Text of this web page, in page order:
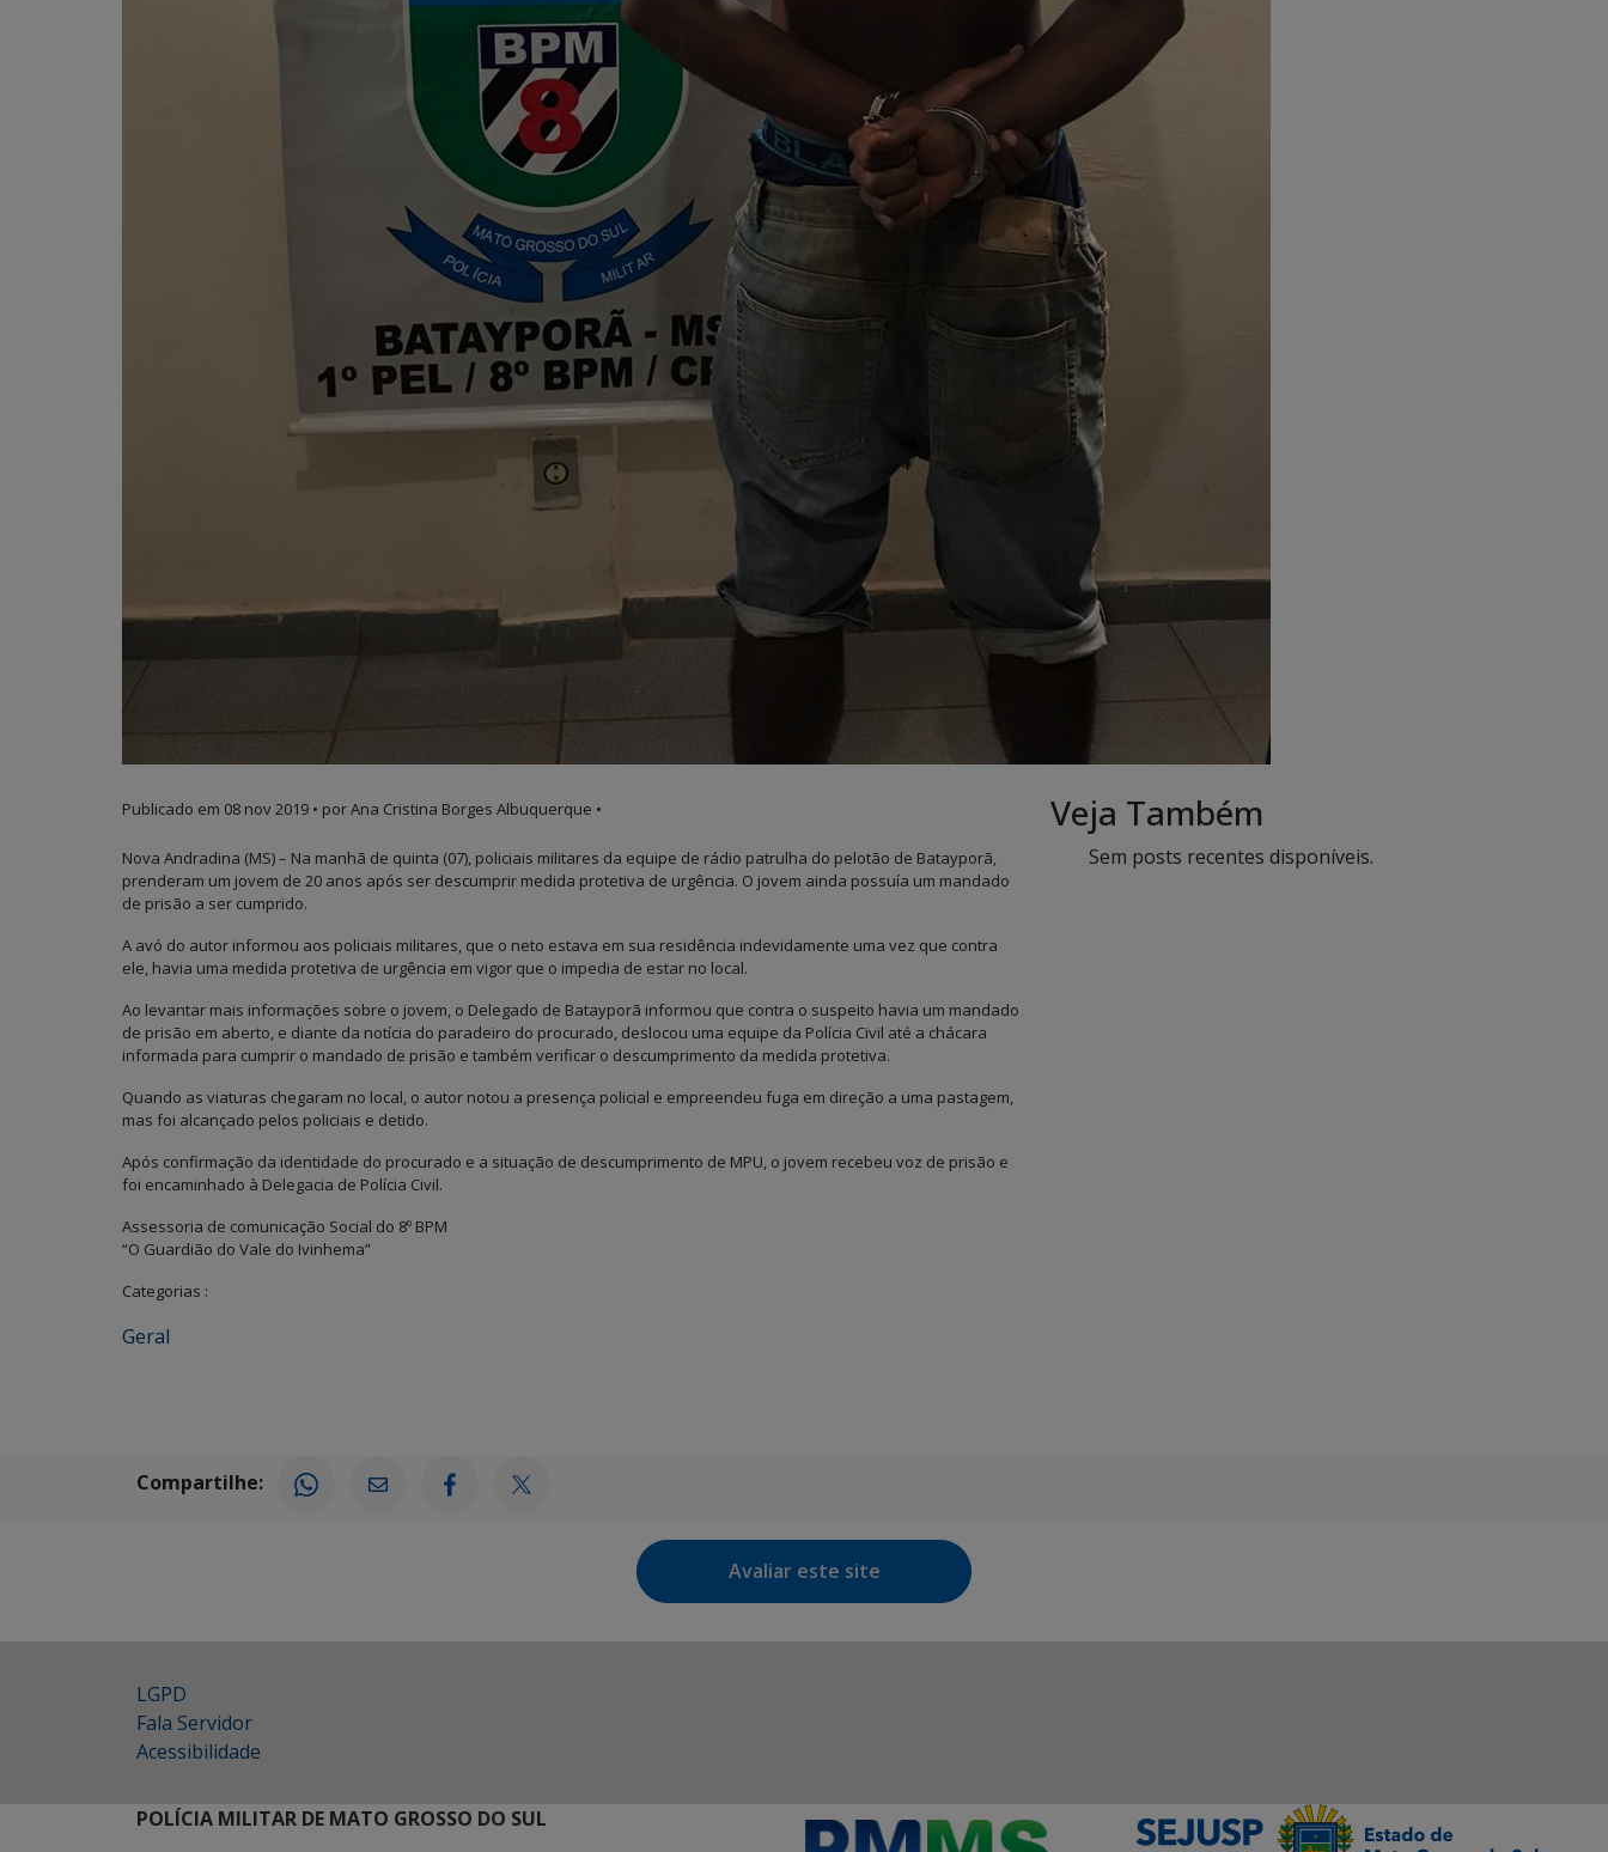
Publicado em 08 nov 2019 • por Ana Cristina Borges Albuquerque •
Nova Andradina (MS) – Na manhã de quinta (07), policiais militares da equipe de rádio patrulha do pelotão de Batayporã,
prenderam um jovem de 20 anos após ser descumprir medida protetiva de urgência. O jovem ainda possuía um mandado
de prisão a ser cumprido.
A avó do autor informou aos policiais militares, que o neto estava em sua residência indevidamente uma vez que contra
ele, havia uma medida protetiva de urgência em vigor que o impedia de estar no local.
Ao levantar mais informações sobre o jovem, o Delegado de Batayporã informou que contra o suspeito havia um mandado
de prisão em aberto, e diante da notícia do paradeiro do procurado, deslocou uma equipe da Polícia Civil até a chácara
informada para cumprir o mandado de prisão e também verificar o descumprimento da medida protetiva.
Quando as viaturas chegaram no local, o autor notou a presença policial e empreendeu fuga em direção a uma pastagem,
mas foi alcançado pelos policiais e detido.
Após confirmação da identidade do procurado e a situação de descumprimento de MPU, o jovem recebeu voz de prisão e
foi encaminhado à Delegacia de Polícia Civil.
Assessoria de comunicação Social do 8º BPM
“O Guardião do Vale do Ivinhema”
Categorias :
Geral
Veja Também
Sem posts recentes disponíveis.
Compartilhe:
Avaliar este site
LGPD
Fala Servidor
Acessibilidade
POLÍCIA MILITAR DE MATO GROSSO DO SUL